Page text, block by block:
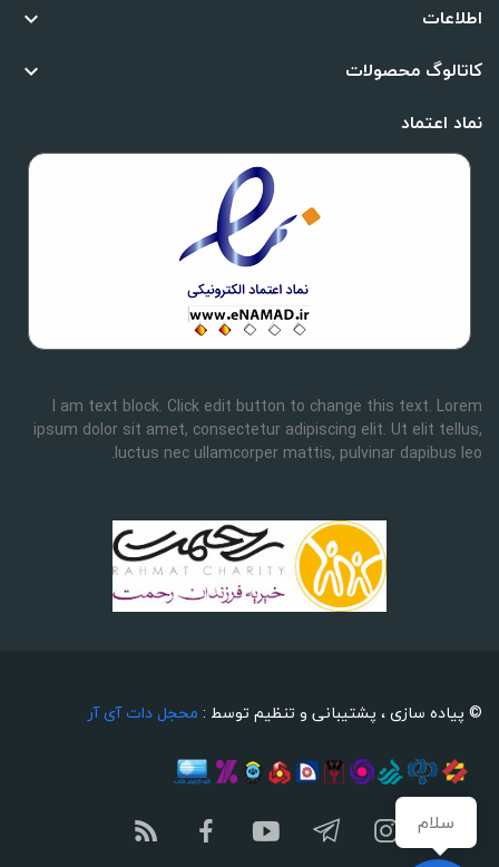
اطلاعات 
کاتالوگ محصولات 
نماد اعتماد
I am text block. Click edit button to change this text. Lorem
ipsum dolor sit amet, consectetur adipiscing elit. Ut elit tellus,
luctus nec ullamcorper mattis, pulvinar dapibus leo.
© پیاده سازی ، پشتیبانی و تنظیم توسط : محجل دات آی آر
سلام